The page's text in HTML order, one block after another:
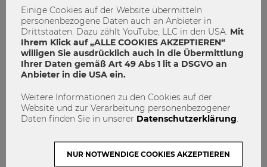
Sustainable Development Goals
UN World Food Programme
2 0
Einige Cookies auf der Website übermitteln
personenbezogene Daten auch an Anbieter in
Drittstaaten. Dazu zählt YouTube, LLC in den USA. Mit
Ihrem Klick auf „ALLE COOKIES AKZEPTIEREN“
willigen Sie ausdrücklich auch in die Übermittlung
Ihrer Daten gemäß Art 49 Abs 1 lit a DSGVO an
Anbieter in die USA ein.
Weitere Informationen zu den Cookies auf der
Website und zur Verarbeitung personenbezogener
Daten finden Sie in unserer Datenschutzerklärung
NUR NOTWENDIGE COOKIES AKZEPTIEREN